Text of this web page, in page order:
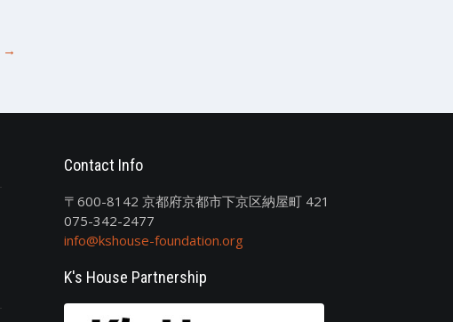
→
Contact Info
〒600-8142 京都府京都市下京区納屋町 421
075-342-2477
info@kshouse-foundation.org
K's House Partnership